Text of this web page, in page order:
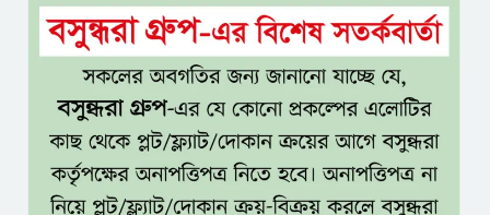
শ্রীমঙ্গলে বর্ণাঢ্য আয়োজনে
আন্তর্জাতিক আদিবাসী দিবস পালিত
যশোরে ইন্টারন্যাশনাল পিস স্কুল
অ্যান্ড কলেজে বৃক্ষ বিতরণ কর্মসূচি
বিজয়ের মানসিকতা নিয়ে বহুদূর